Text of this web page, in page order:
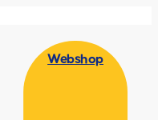
Webshop